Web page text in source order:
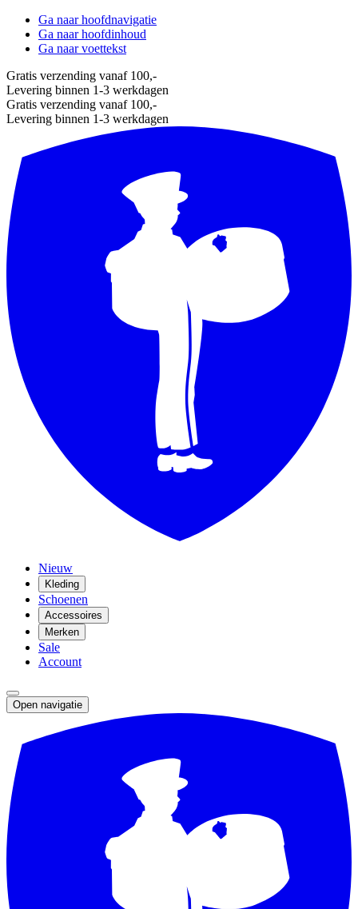
Ga naar hoofdnavigatie
Ga naar hoofdinhoud
Ga naar voettekst
Gratis verzending vanaf 100,-
Levering binnen 1-3 werkdagen
Gratis verzending vanaf 100,-
Levering binnen 1-3 werkdagen
Nieuw
Kleding
Schoenen
Accessoires
Merken
Sale
Account
Open navigatie